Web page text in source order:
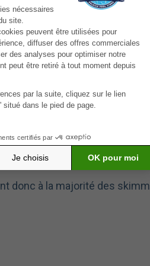
pour protéger et maintenir la
et garantir une
gizmosrobustes et
donc à la majorité des